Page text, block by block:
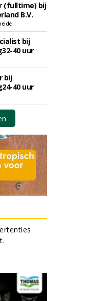
(fulltime) bij
B.V.
bij
40 uur
bij
40 uur